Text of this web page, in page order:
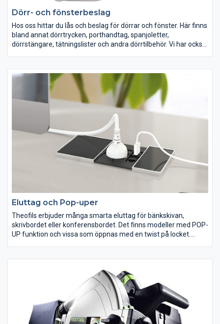
Dörr- och fönsterbeslag
Hos oss hittar du lås och beslag för dörrar och fönster. Här finns
bland annat dörrtrycken, porthandtag, spanjoletter,
dörrstängare, tätningslister och andra dörrtilbehör. Vi har också
Eluttag och Pop-uper
Theofils erbjuder många smarta eluttag för bänkskivan,
skrivbordet eller konferensbordet. Det finns modeller med POP-
UP funktion och vissa som öppnas med en twist på locket.